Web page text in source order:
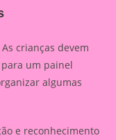
crianças devem
um painel
algumas
e reconhecimento